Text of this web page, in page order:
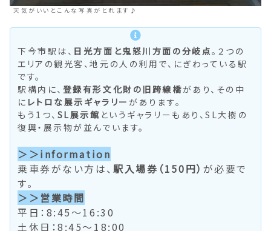
天気がいいとこんな写真がとれます♪
下今市駅は、 日光方面と鬼怒川方面の分岐点。２つの
エリアの観光客、地元の人の利用で、にぎわっている駅
です。
駅構内に、 登録有形文化財の旧跨線橋があり、その中
に レトロな展示ギャラリー があります。
もう1つ、 SL展示館 というギャラリーもあり、SL大樹の
復興・展示物が並んでいます。
＞＞information
乗車券がない方は、駅入場券（150円） が必要で
す。
＞＞営業時間
平日：8:45～16:30
土休日：8:45～18:00